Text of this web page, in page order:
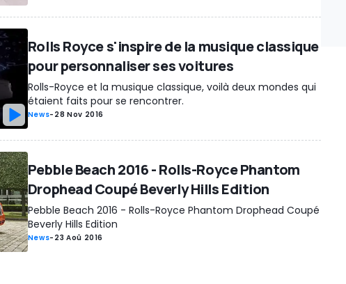
Rolls Royce s'inspire de la musique classique
pour personnaliser ses voitures
Rolls-Royce et la musique classique, voilà deux mondes qui
étaient faits pour se rencontrer.
News- 28 Nov 2016
Pebble Beach 2016 - Rolls-Royce Phantom
Drophead Coupé Beverly Hills Edition
Pebble Beach 2016 - Rolls-Royce Phantom Drophead Coupé
Beverly Hills Edition
News- 23 Aoû 2016